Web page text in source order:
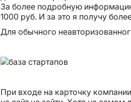
За более подробную
1000 руб. И за это я получу
Для обычного
При входе на карточку